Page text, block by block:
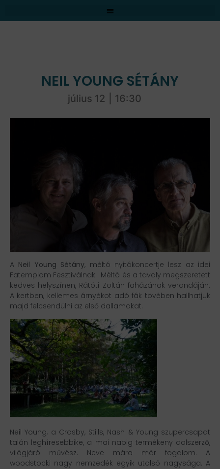
NEIL YOUNG SÉTÁNY
július 12 16:30
A Neil Young Sétány, méltó nyitókoncertje lesz az idei
Fatemplom Fesztiválnak. Méltó és a tavaly megszeretett
kedves helyszínen, Rátóti Zoltán faházának verandáján.
A kertben, kellemes árnyékot adó fák tövében hallhatjuk
majd felcsendülni az első dallamokat.
Neil Young, a Crosby, Stills, Nash & Young szupercsapat
talán leghíresebbike, a mai napig termékeny dalszerző,
világjáró művész. Neve mára már fogalom. A
woodstocki nagy nemzedék egyik utolsó nagysága. A